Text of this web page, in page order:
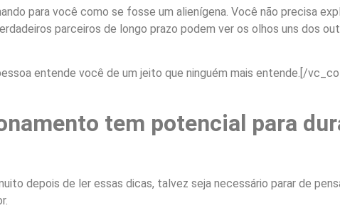
para você como se fosse um alienígena. Você não precisa
parceiros de longo prazo podem ver os olhos uns dos
entende você de um jeito que ninguém mais entende. [/
tem potencial para
depois de ler essas dicas, talvez seja necessário parar de